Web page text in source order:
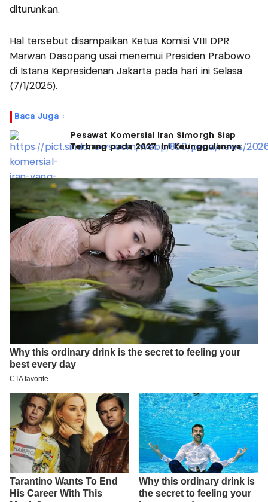
diturunkan.
Hal tersebut disampaikan Ketua Komisi VIII DPR
Marwan Dasopang usai menemui Presiden Prabowo
di Istana Kepresidenan Jakarta pada hari ini Selasa
(7/1/2025).
Baca Juga :
Pesawat Komersial Iran Simorgh Siap
Terbang pada 2027, Ini Keunggulannya